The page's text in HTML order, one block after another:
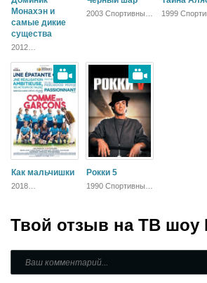
Монахэн и
самые дикие
существа
2012
Зарубежный
2003 Спортивный,
1999
Как мальчишки
2018
Рокки 5
1990 Спортивный,
Твой отзыв на ТВ шоу